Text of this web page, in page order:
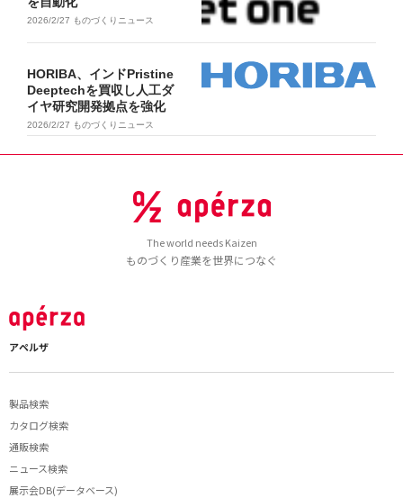
2026/2/27 ものづくりニュース
HORIBA、インドPristine
Deeptechを買収し人工ダ
イヤ研究開発拠点を強化
2026/2/27 ものづくりニュース
The world needs Kaizen
ものづくり産業を世界につなぐ
アペルザ
製品検索
カタログ検索
通販検索
ニュース検索
展示会DB(データベース)